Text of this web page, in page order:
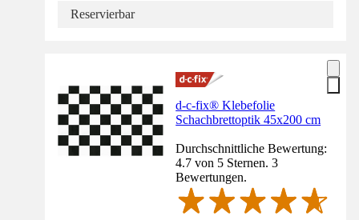
Reservierbar
d-c-fix® Klebefolie
Schachbrettoptik 45x200 cm
Durchschnittliche Bewertung:
4.7 von 5 Sternen. 3
Bewertungen.